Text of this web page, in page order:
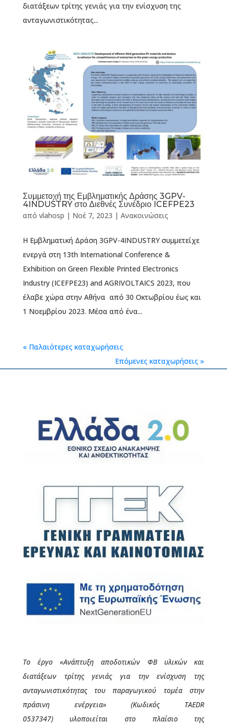
διατάξεων τρίτης γενιάς για την ενίσχυση της
ανταγωνιστικότητας...
Συμμετοχή της Εμβληματικής Δράσης 3GPV-
4INDUSTRY στο Διεθνές Συνέδριο ICEFPE23
από vlahosp | Νοέ 7, 2023 | Ανακοινώσεις
Η Εμβληματική Δράση 3GPV-4INDUSTRY συμμετείχε
ενεργά στη 13th International Conference &
Exhibition on Green Flexible Printed Electronics
Industry (ICEFPE23) and AGRIVOLTAICS 2023, που
έλαβε χώρα στην Αθήνα από 30 Οκτωβρίου έως και
1 Νοεμβρίου 2023. Μέσα από ένα...
« Παλαιότερες καταχωρήσεις
Επόμενες καταχωρήσεις »
Το έργο«Ανάπτυξη αποδοτικών ΦΒ υλικών και
διατάξεων τρίτης γενιάς για την ενίσχυση της
ανταγωνιστικότητας του παραγωγικού τομέα στην
πράσινη ενέργεια»(Κωδικός TAEDR
0537347) υλοποιείται στο πλαίσιο της